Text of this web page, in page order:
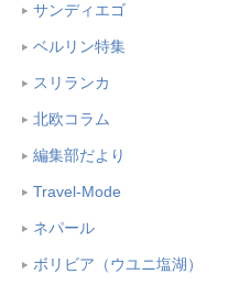
サンディエゴ
ベルリン特集
スリランカ
北欧コラム
編集部だより
Travel-Mode
ネパール
ボリビア（ウユニ塩湖）